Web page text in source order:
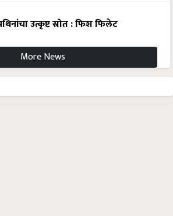
उत्कृष्ट स्रोत : फिश फिलेट
More News